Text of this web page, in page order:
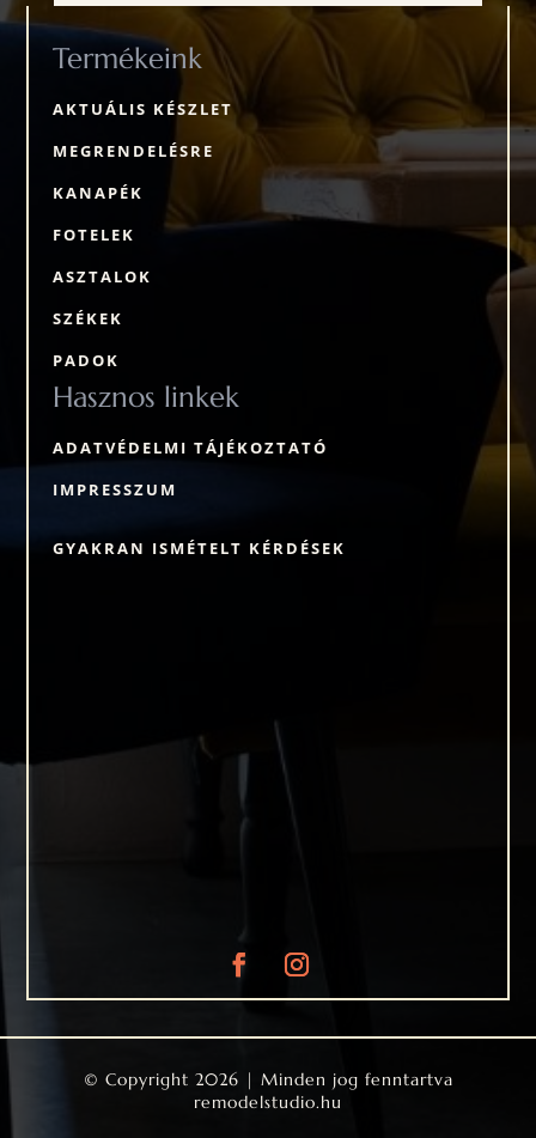
Termékeink
AKTUÁLIS KÉSZLET
MEGRENDELÉSRE
KANAPÉK
FOTELEK
ASZTALOK
SZÉKEK
PADOK
Hasznos linkek
ADATVÉDELMI TÁJÉKOZTATÓ
IMPRESSZUM
GYAKRAN ISMÉTELT KÉRDÉSEK
© Copyright 2026 | Minden jog fenntartva
remodelstudio.hu